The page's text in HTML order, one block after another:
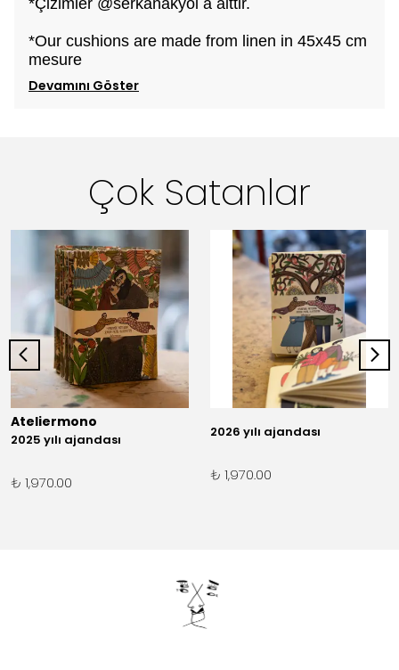
*Çizimler @serkanakyol a aittir.
*Our cushions are made from linen in 45x45 cm
mesure
Devamını Göster
Çok Satanlar
Ateliermono
2025 yılı ajandası
₺ 1,970.00
2026 yılı ajandası
₺ 1,970.00